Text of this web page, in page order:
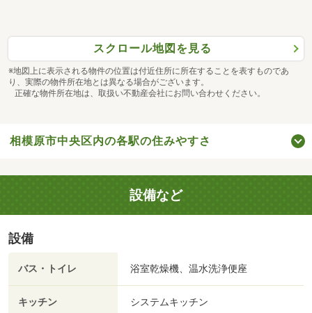
スクロール地図を見る
※地図上に表示される物件の位置は付近住所に所在することを表すものであ
り、実際の物件所在地とは異なる場合がございます。
正確な物件所在地は、取扱い不動産会社にお問い合わせください。
相模原市中央区内の各駅の住みやすさ
設備など
設備
バス・トイレ 浴室乾燥機、温水洗浄便座
キッチン システムキッチン